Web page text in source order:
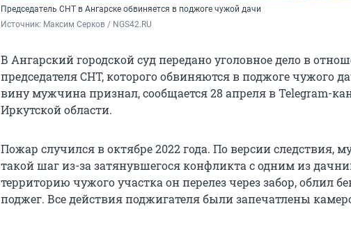
Председатель СНТ в Ангарске обвиняется в поджоге чужой дачи
Источник: Максим Серков / NGS42.RU
В Ангарский городской суд передано уголовное дело в
председателя СНТ, которого обвиняются в поджоге чужого
вину мужчина признал, сообщается 28 апреля в Telegram-
Иркутской области.
Пожар случился в октябре 2022 года. По версии следствия,
такой шаг из-за затянувшегося конфликта с одним из
территорию чужого участка он перелез через забор, облил
поджег. Все действия поджигателя были запечатлены